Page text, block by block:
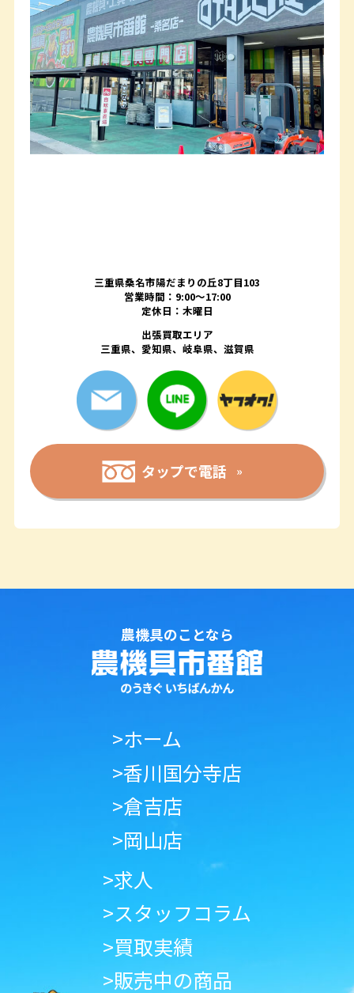
三重県桑名市陽だまりの丘8丁目103
営業時間：9:00〜17:00
定休日：木曜日
出張買取エリア
三重県、愛知県、岐阜県、滋賀県
タップで電話
農機具のことなら
>ホーム
>香川国分寺店
>倉吉店
>岡山店
>求人
>スタッフコラム
>買取実績
>販売中の商品